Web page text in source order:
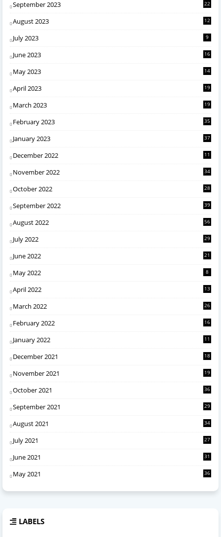
September 2023 22
August 2023 12
July 2023 9
June 2023 16
May 2023 14
April 2023 19
March 2023 19
February 2023 35
January 2023 37
December 2022 11
November 2022 34
October 2022 28
September 2022 39
August 2022 56
July 2022 29
June 2022 21
May 2022 8
April 2022 13
March 2022 26
February 2022 16
January 2022 11
December 2021 18
November 2021 19
October 2021 36
September 2021 29
August 2021 34
July 2021 27
June 2021 31
May 2021 36
LABELS